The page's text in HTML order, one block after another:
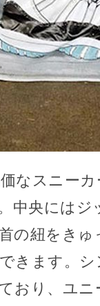
なスニー
中央には
の紐をき
きます。
おり、ユ